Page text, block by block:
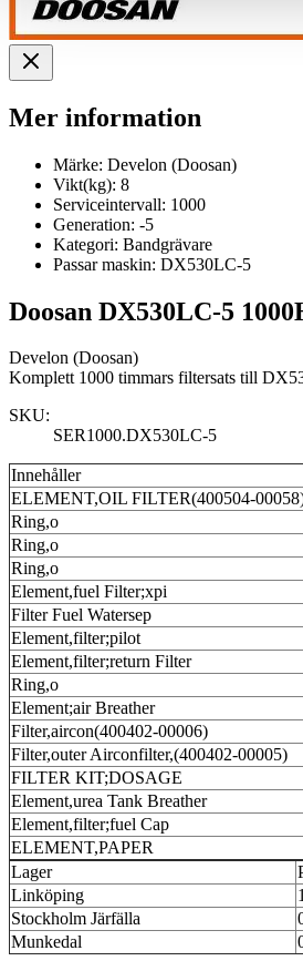
Mer information
Märke: Develon (Doosan)
Vikt(kg): 8
Serviceintervall: 1000
Generation: -5
Kategori: Bandgrävare
Passar maskin: DX530LC-5
Doosan DX530LC-5
Develon (Doosan)
Komplett 1000 timmars filtersats till
SKU:
SER1000.DX530LC-5
Innehåller
ELEMENT,OIL FILTER(400504-
Ring,o
Ring,o
Ring,o
Element,fuel Filter;xpi
Filter Fuel Watersep
Element,filter;pilot
Element,filter;return Filter
Ring,o
Element;air Breather
Filter,aircon(400402-00006)
Filter,outer Airconfilter,(400402-00005)
FILTER KIT;DOSAGE
Element,urea Tank Breather
Element,filter;fuel Cap
ELEMENT,PAPER
Lager
Linköping
Stockholm Järfälla
Munkedal